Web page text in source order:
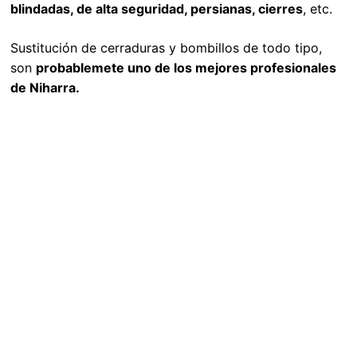
blindadas, de alta seguridad, persianas, cierres, etc.
Sustitución de cerraduras y bombillos de todo tipo,
son probablemete uno de los mejores profesionales
de Niharra.